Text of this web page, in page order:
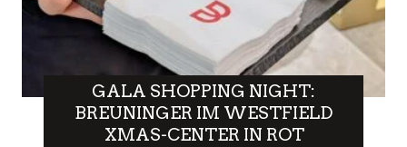
GALA SHOPPING NIGHT:
BREUNINGER IM WESTFIELD
XMAS-CENTER IN ROT